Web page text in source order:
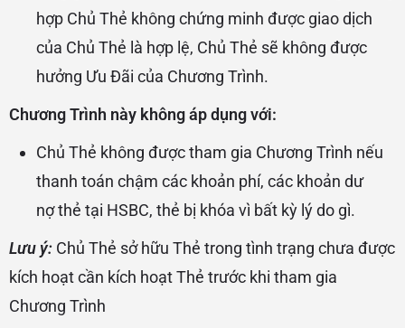
hợp Chủ Thẻ không chứng minh được giao dịch
của Chủ Thẻ là hợp lệ, Chủ Thẻ sẽ không được
hưởng Ưu Đãi của Chương Trình.
Chương Trình này không áp dụng với:
Chủ Thẻ không được tham gia Chương Trình nếu
thanh toán chậm các khoản phí, các khoản dư
nợ thẻ tại HSBC, thẻ bị khóa vì bất kỳ lý do gì.
Lưu ý: Chủ Thẻ sở hữu Thẻ trong tình trạng chưa được
kích hoạt cần kích hoạt Thẻ trước khi tham gia
Chương Trình